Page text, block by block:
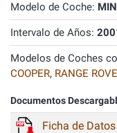
Modelo de Coche:
Intervalo de Años:
Modelos de Coches
COOPER, RANGE
Documentos
Ficha de